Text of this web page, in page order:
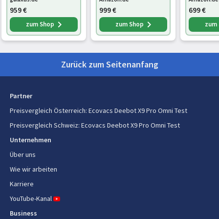
HEPA Filtrationsystem Nein
Automatische Rückkehr zur
Basisstation
Ja
Ja
Anzahl der Bürsten 2
Bürstentyp
65,7 dB
unterstützte Bodenflächen
Integrierte Sensoren
Navigationstyp
tation (RLX86DE-
BLACK)
959€
zum Shop
999€
zum Shop
699€
Zurück zum Seitenanfang
Partner
Preisvergleich Österreich: Ecovacs Deebot X9 Pro Omni Test
Preisvergleich Schweiz: Ecovacs Deebot X9 Pro Omni Test
Unternehmen
Über uns
Wie wir arbeiten
Karriere
YouTube-Kanal
Business